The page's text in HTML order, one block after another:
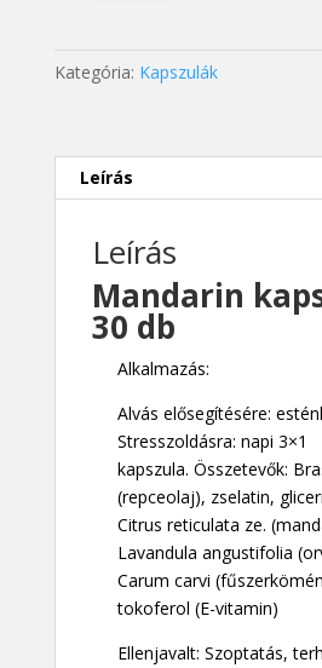
mennyiség
Kategória: Kapszulák
Leírás
Leírás
Mandarin
30 db
Alkalmazás:
Alvás elősegítésére:
Stresszoldásra: napi 3×1
kapszula. Összetevők:
(repceolaj), zselatin,
Citrus reticulata ze.
Lavandula angustifolia
Carum carvi
tokoferol (E-vitamin)
Ellenjavalt: Szoptatás,